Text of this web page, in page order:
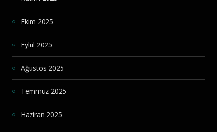
Ekim 2025
Eylül 2025
Ağustos 2025
Temmuz 2025
Haziran 2025